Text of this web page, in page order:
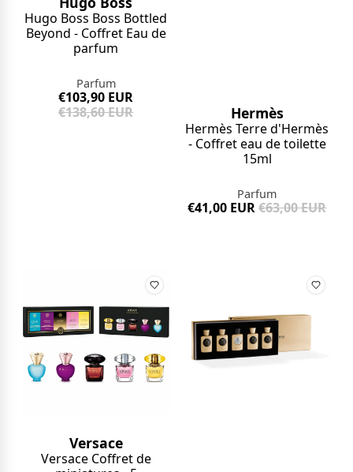
Hugo Boss Boss Bottled
Beyond - Coffret Eau de
parfum
Parfum
€103,90 EUR
€138,60 EUR
Hermès
Hermès Terre d'Hermès
- Coffret eau de toilette
15ml
Parfum
€41,00 EUR€63,00 EUR
Versace
Versace Coffret de